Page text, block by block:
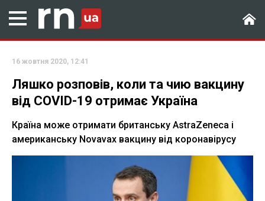
16 жовтня 2020, 12:41
Ляшко розповів, коли та чию вакцину
від COVID-19 отримає Україна
Країна може отримати британську AstraZeneca і
американську Novavax вакцину від коронавірусу